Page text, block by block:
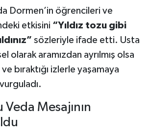
Dormen’in öğrencileri ve
etkisini “Yıldız tozu gibi
sözleriyle ifade etti. Usta
olarak aramızdan ayrılmış olsa
bıraktığı izlerle yaşamaya
Mesajının